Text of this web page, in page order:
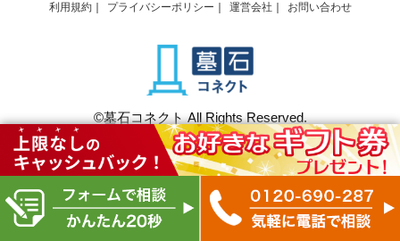
利用規約 プライバシーポリシー 運営会社 お問い合わせ
©墓石コネクト All Rights Reserved.